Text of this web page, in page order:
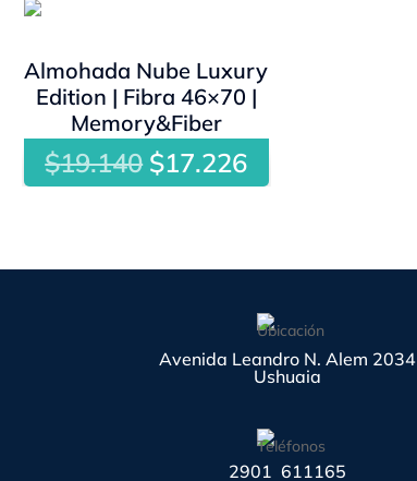
Almohada Nube Luxury
Edition | Fibra 46×70 |
Memory&Fiber
$19.140 El
precio
$19.140.
$17.226El
precio
$17.226.
Avenida Leandro N. Alem 2034
Ushuaia
2901 611165